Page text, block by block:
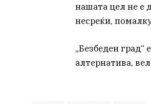
нашата цел не е
несреќи,
„Безбеден
алтернатива,